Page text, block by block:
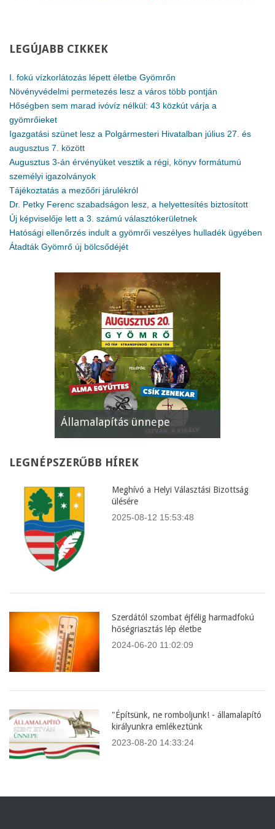
LEGÚJABB CIKKEK
I. fokú vízkorlátozás lépett életbe Gyömrőn
Növényvédelmi permetezés lesz a város több pontján
Hőségben sem marad ivóvíz nélkül: 43 közkút várja a
gyömrőieket
Igazgatási szünet lesz a Polgármesteri Hivatalban július 27. és
augusztus 7. között
Augusztus 3-án érvényüket vesztik a régi, könyv formátumú
személyi igazolványok
Tájékoztatás a mezőőri járulékról
Dr. Petky Ferenc szabadságon lesz, a helyettesítés biztosított
Új képviselője lett a 3. számú választókerületnek
Hatósági ellenőrzés indult a gyömrői veszélyes hulladék ügyében
Átadták Gyömrő új bölcsődéjét
Államalapítás ünnepe
LEGNÉPSZERŰBB HÍREK
Meghívó a Helyi Választási Bizottság
ülésére
2025-08-12 15:53:48
Szerdától szombat éjfélig harmadfokú
hőségriasztás lép életbe
2024-06-20 11:02:09
"Építsünk, ne romboljunk! - államalapító
királyunkra emlékeztünk
2023-08-20 14:33:24